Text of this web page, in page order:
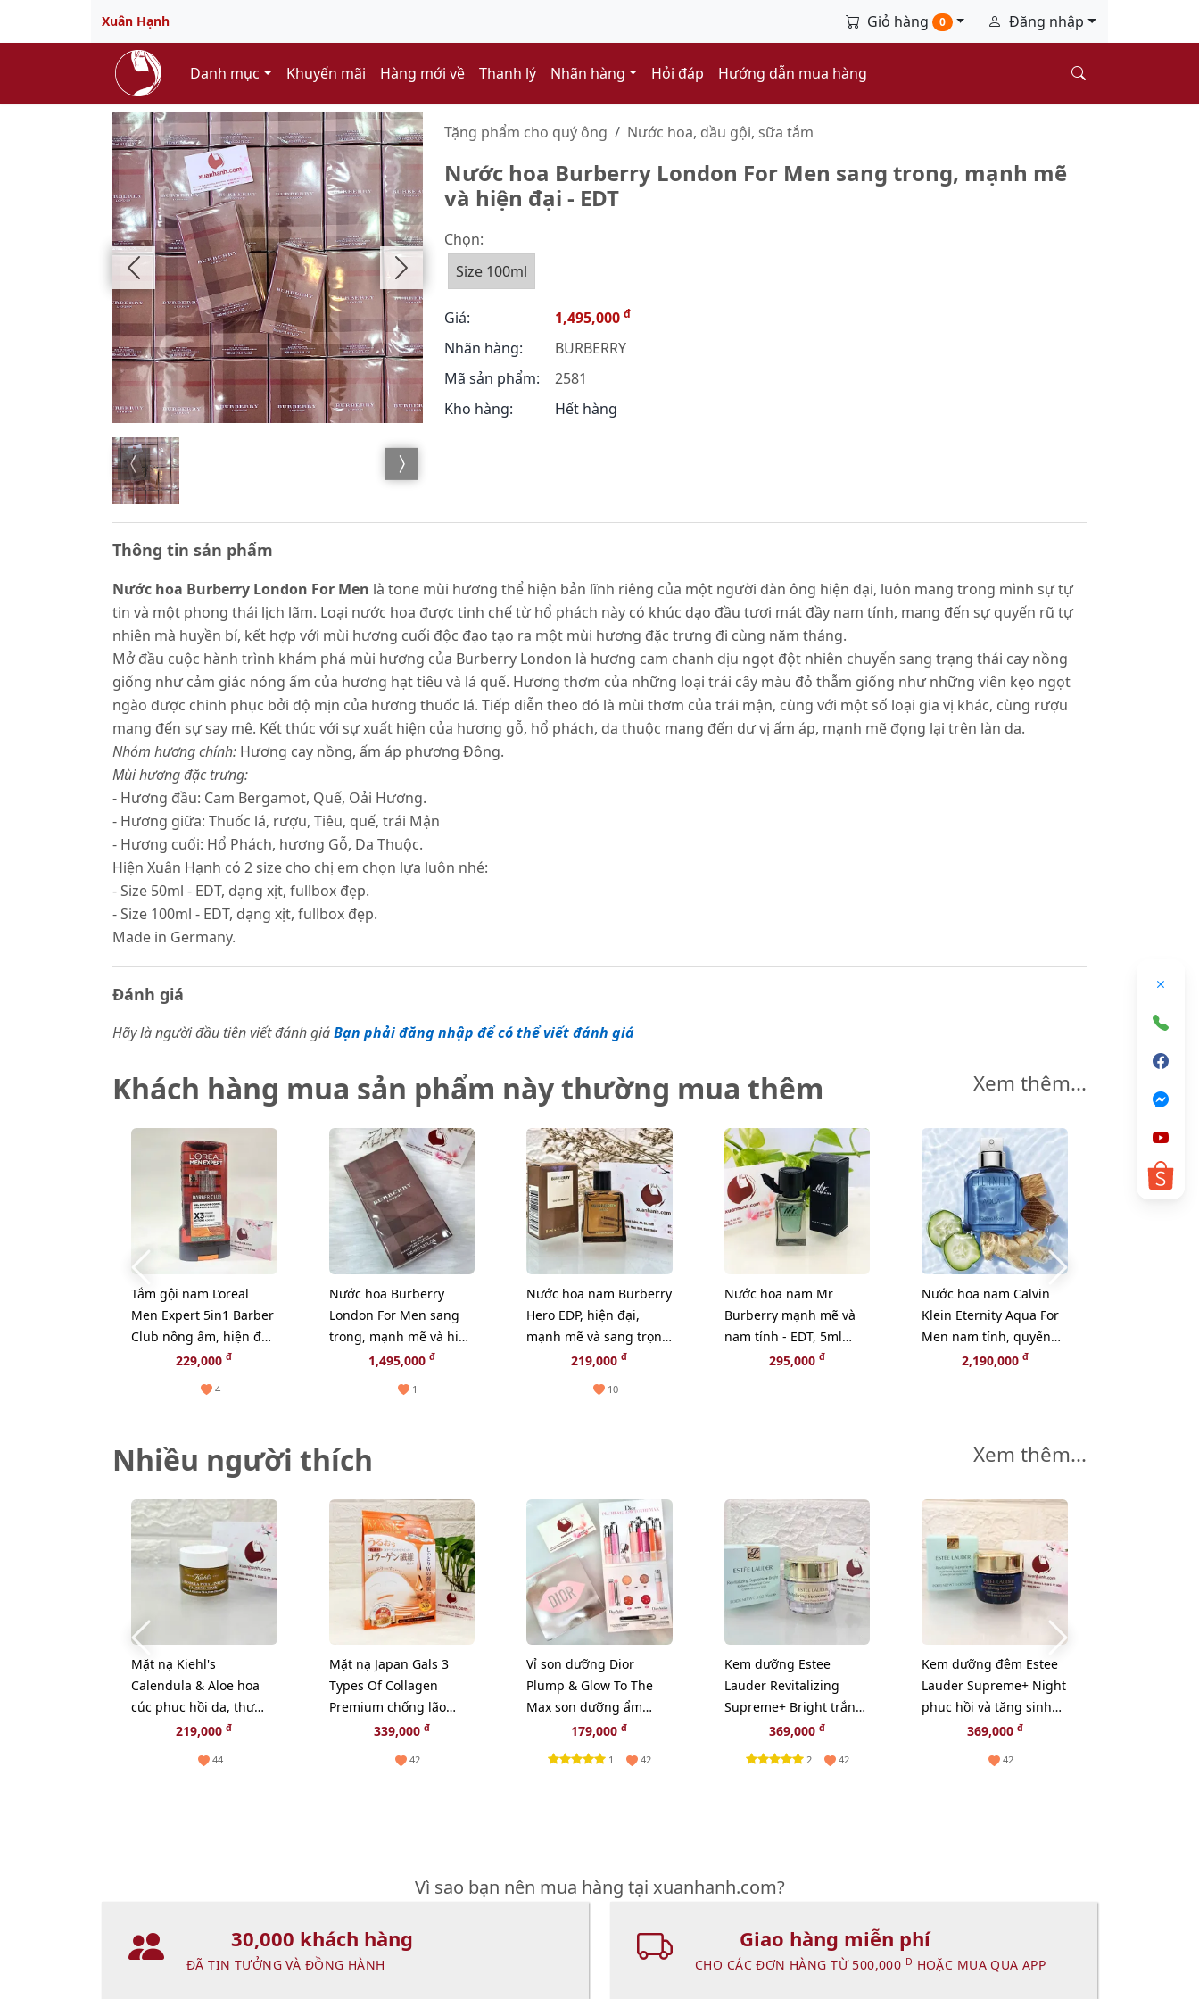
Xuân Hạnh Giỏ hàng 0 Đăng nhập
Danh mục Khuyến mãi Hàng mới về Thanh lý Nhãn hàng Hỏi đáp Hướng dẫn mua hàng
Tặng phẩm cho quý ông Nước hoa, dầu gội, sữa tắm
Nước hoa Burberry London For Men sang trong, mạnh mẽ
và hiện đại - EDT
Chọn:
Size 100ml
Giá: 1,495,000 đ
Nhãn hàng:
BURBERRY
Mã sản phẩm:
2581
Kho hàng:
Hết hàng
Thông tin sản phẩm
Nước hoa Burberry London For Men là tone mùi hương thể hiện bản lĩnh riêng của một người đàn ông hiện đại, luôn mang trong mình sự tự
tin và một phong thái lịch lãm. Loại nước hoa được tinh chế từ hổ phách này có khúc dạo đầu tươi mát đầy nam tính, mang đến sự quyến rũ tự
nhiên mà huyền bí, kết hợp với mùi hương cuối độc đạo tạo ra một mùi hương đặc trưng đi cùng năm tháng.
Mở đầu cuộc hành trình khám phá mùi hương của Burberry London là hương cam chanh dịu ngọt đột nhiên chuyển sang trạng thái cay nồng
giống như cảm giác nóng ấm của hương hạt tiêu và lá quế. Hương thơm của những loại trái cây màu đỏ thẫm giống như những viên kẹo ngọt
ngào được chinh phục bởi độ mịn của hương thuốc lá. Tiếp diễn theo đó là mùi thơm của trái mận, cùng với một số loại gia vị khác, cùng rượu
mang đến sự say mê. Kết thúc với sự xuất hiện của hương gỗ, hổ phách, da thuộc mang đến dư vị ấm áp, mạnh mẽ đọng lại trên làn da.
Nhóm hương chính: Hương cay nồng, ấm áp phương Đông.
Mùi hương đặc trưng:
- Hương đầu: Cam Bergamot, Quế, Oải Hương.
- Hương giữa: Thuốc lá, rượu, Tiêu, quế, trái Mận
- Hương cuối: Hổ Phách, hương Gỗ, Da Thuộc.
Hiện Xuân Hạnh có 2 size cho chị em chọn lựa luôn nhé:
- Size 50ml - EDT, dạng xịt, fullbox đẹp.
- Size 100ml - EDT, dạng xịt, fullbox đẹp.
Made in Germany.
Đánh giá
Hãy là người đầu tiên viết đánh giáBạn phải đăng nhập để có thể viết đánh giá
Khách hàng mua sản phẩm này thường mua thêm Xem thêm...
Tắm gội nam L’oreal
Men Expert 5in1 Barber
Club nồng ấm, hiện đại
(màu nâu) - 300ml
229,000đ
4
Nước hoa Burberry
London For Men sang
trong, mạnh mẽ và hiện
đại - EDT 100ml
1,495,000 đ
1
Nước hoa nam Burberry
Hero EDP, hiện đại,
mạnh mẽ và sang trọng
- 5ml (New)219,000đ
10
Nước hoa nam Mr
Burberry mạnh mẽ và
nam tính - EDT, 5ml
295,000đ
Nước hoa nam Calvin
Klein Eternity Aqua For
Men nam tính, quyến
rũ - EDT, 200ml
2,190,000 đ
Nhiều người thích Xem thêm...
Mặt nạ Kiehl's
Calendula & Aloe hoa
cúc phục hồi da, thư
giãn và chậm lão hóa -
219,000đ
44
Mặt nạ Japan Gals 3
Types Of Collagen
Premium chống lão
hóa, săn chắc da, 20pcs
NGẪU NHIÊN
339,000 đ
42
Vỉ son dưỡng Dior
Plump & Glow To The
Max son dưỡng ẩm
tăng sắc cho môi 2in1
179,000đ
1 42
Kem dưỡng Estee
Lauder Revitalizing
Supreme+ Bright trắng
sáng da toàn diện, 15ml
369,000đ
2 42
Kem dưỡng đêm Estee
Lauder Supreme+ Night
phục hồi và tăng sinh
Collagen, 15ml (New)
369,000 đ
42
Vì sao bạn nên mua hàng tại xuanhanh.com?
30,000 khách hàng
ĐÃ TIN TƯỞNG VÀ ĐỒNG HÀNH
Giao hàng miễn phí
CHO CÁC ĐƠN HÀNG TỪ 500,000 Đ HOẶC MUA QUA APP